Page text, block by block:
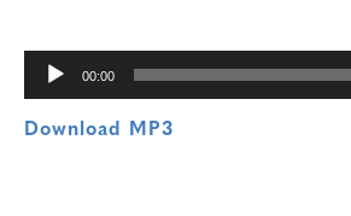
00:00
Download MP3